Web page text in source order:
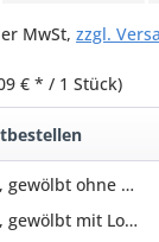
MwSt, zzgl.
€ * / 1 Stück)
Deckel, gewölbt ohne Loch, RPET, transparent für 95,0mm
Deckel, gewölbt mit Loch, RPET, transparent für 95,0mm